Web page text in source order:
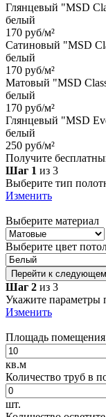
Глянцевый "MSD
белый
170 руб/м²
Сатиновый "MSD
белый
170 руб/м²
Матовый "MSD
белый
170 руб/м²
Глянцевый "MSD
белый
250 руб/м²
Получите
Шаг 1 из 3
Выберите тип
Изменить
Выберите материал
Выберите цвет
Перейти к
Шаг 2 из 3
Укажите параметры
Изменить
Площадь
кв.м
Количество труб в
шт.